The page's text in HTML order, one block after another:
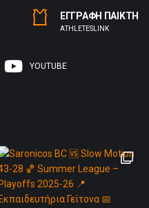
ΕΓΓΡΑΦΗ ΠΑΙΚΤΗ
ΑTHLETESLINK
YOUTUBE